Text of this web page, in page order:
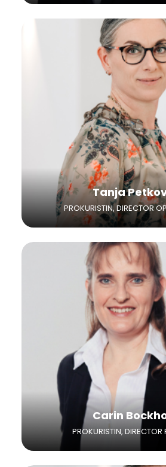
Tanja
PROKURISTIN, DIRECTOR
Tanja Petkova
Bewerbermanagement
Prozess bei Heuse
unterstützt sie die
das gesamte Team im
Carin
PROKURISTIN, DIRECTOR
Carin Bockholt ist seit
Forderungs- und
sowie mit Aufgaben im